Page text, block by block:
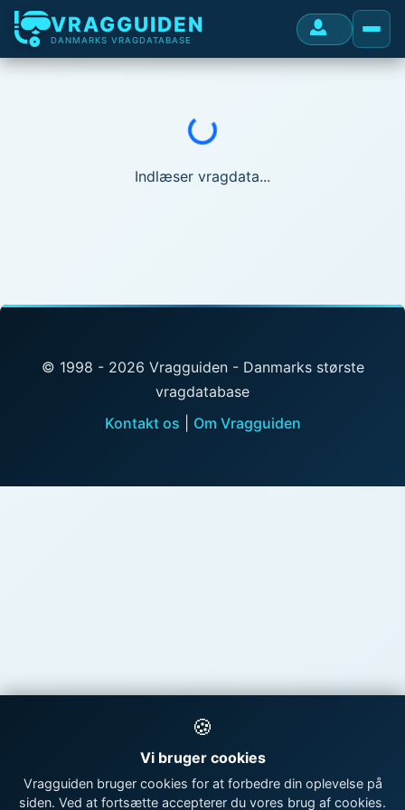
VRAGGUIDEN
DANMARKS VRAGDATABASE
Indlæser...
Indlæser vragdata...
© 1998 - 2026 Vragguiden - Danmarks største
vragdatabase
Kontakt os
Om Vragguiden
🍪
Vi bruger cookies
Vragguiden bruger cookies for at forbedre din oplevelse på
siden. Ved at fortsætte accepterer du vores brug af cookies.